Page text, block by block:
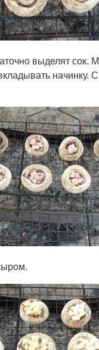
выделят сок.
начинку.